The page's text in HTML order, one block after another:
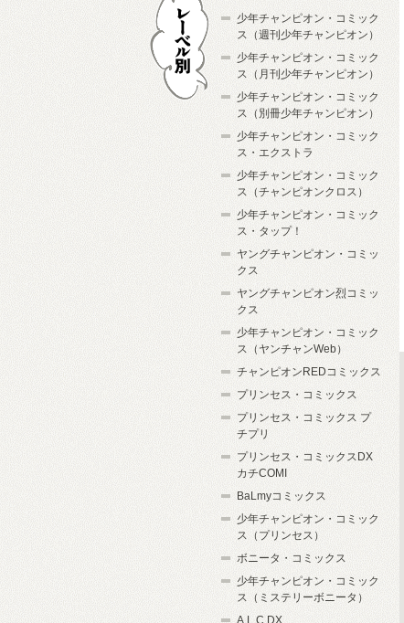
少年チャンピオン・コミック
ス（週刊少年チャンピオン）
少年チャンピオン・コミック
ス（月刊少年チャンピオン）
少年チャンピオン・コミック
ス（別冊少年チャンピオン）
少年チャンピオン・コミック
ス・エクストラ
少年チャンピオン・コミック
ス（チャンピオンクロス）
少年チャンピオン・コミック
ス・タップ！
ヤングチャンピオン・コミッ
クス
ヤングチャンピオン烈コミッ
クス
少年チャンピオン・コミック
ス（ヤンチャンWeb）
チャンピオンREDコミックス
プリンセス・コミックス
プリンセス・コミックス プ
チプリ
プリンセス・コミックスDX
カチCOMI
BaLmyコミックス
少年チャンピオン・コミック
ス（プリンセス）
ボニータ・コミックス
少年チャンピオン・コミック
ス（ミステリーボニータ）
A.L.C.DX